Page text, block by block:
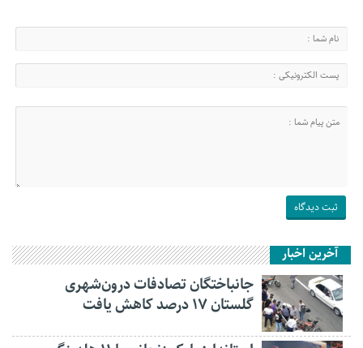
آخرین اخبار
جانباختگان تصادفات درون‌شهری
گلستان ۱۷ درصد کاهش یافت